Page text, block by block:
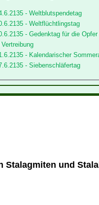
- Weltblutspendetag
- Weltflüchtlingstag
- Gedenktag für die
- Kalendarischer
- Siebenschläfertag
Stalagmiten und